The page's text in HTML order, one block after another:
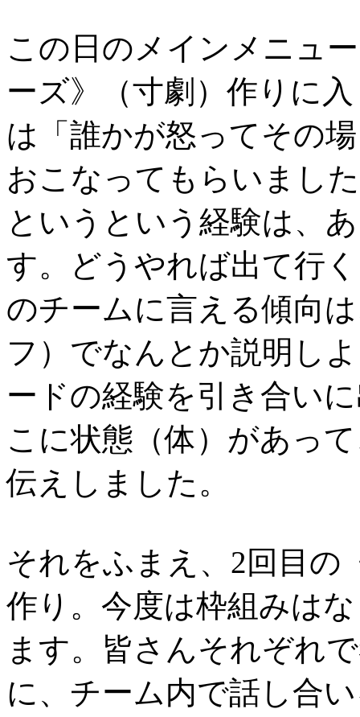
この日のメインメニュ
ーズ》（寸劇）作りに
は「誰かが怒ってその
おこなってもらいまし
というという経験は、
す。どうやれば出て行
のチームに言える傾向
フ）でなんとか説明し
ードの経験を引き合い
こに状態（体）があっ
伝えしました。
それをふまえ、2回目の
作り。今度は枠組みは
ます。皆さんそれぞれ
に、チーム内で話し合